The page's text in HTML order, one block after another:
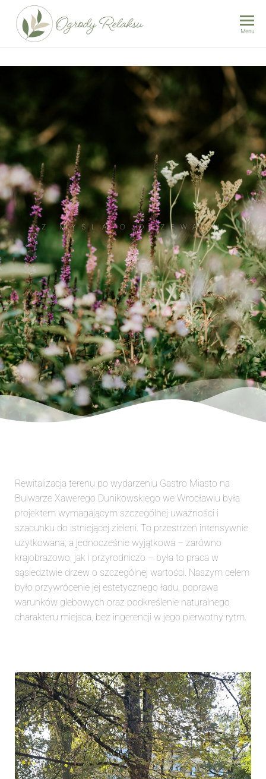
Relaksu |
Karolina
Iwankiewicz –
Projektowanie
i realizacja
ogrodów
Wrocław
Menu
Z MYŚLĄ O DRZEWACH
Rewitalizacja terenu po wydarzeniu Gastro Miasto na
Bulwarze Xawerego Dunikowskiego we Wrocławiu była
projektem wymagającym szczególnej uważności i
szacunku do istniejącej zieleni. To przestrzeń intensywnie
użytkowana, a jednocześnie wyjątkowa – zarówno
krajobrazowo, jak i przyrodniczo – była to praca w
sąsiedztwie drzew o szczególnej wartości. Naszym celem
było przywrócenie jej estetycznego ładu, poprawa
warunków glebowych oraz podkreślenie naturalnego
charakteru miejsca, bez ingerencji w jego pierwotny rytm.